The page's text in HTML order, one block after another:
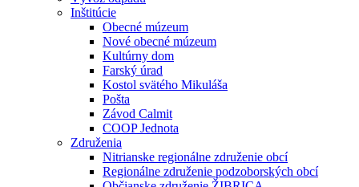
Inštitúcie
Obecné múzeum
Nové obecné múzeum
Kultúrny dom
Farský úrad
Kostol svätého Mikuláša
Pošta
Závod Calmit
COOP Jednota
Združenia
Nitrianske regionálne združenie obcí
Regionálne združenie podzoborských obcí